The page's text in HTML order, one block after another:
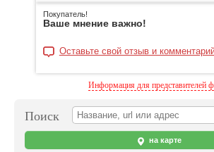
Покупатель!
Ваше мнение важно!
Оставьте свой отзыв и
Информация для представителей
Поиск
на карте